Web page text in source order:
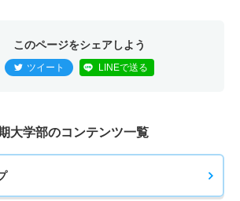
このページをシェアしよう
ツイート LINEで送る
大学部のコンテンツ一覧